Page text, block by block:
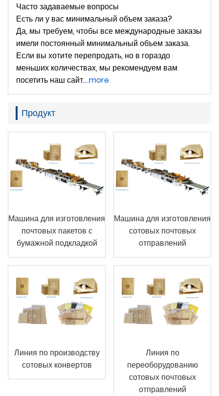
Часто задаваемые вопросы
Есть ли у вас минимальный объем заказа?
Да, мы требуем, чтобы все международные заказы
имели постоянный минимальный объем заказа.
Если вы хотите перепродать, но в гораздо
меньших количествах, мы рекомендуем вам
посетить наш сайт....more
Продукт
Машина для изготовления
почтовых пакетов с
бумажной подкладкой
Машина для изготовления
сотовых почтовых
отправлений
Линия по производству
сотовых конвертов
Линия по
переоборудованию
сотовых почтовых
отправлений